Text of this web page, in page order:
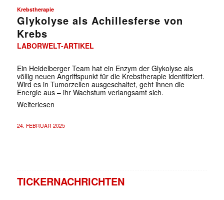
Krebstherapie
Glykolyse als Achillesferse von
Krebs
LABORWELT-ARTIKEL
Ein Heidelberger Team hat ein Enzym der Glykolyse als
völlig neuen Angriffspunkt für die Krebstherapie identifiziert.
Wird es in Tumorzellen ausgeschaltet, geht ihnen die
Energie aus – ihr Wachstum verlangsamt sich.
Weiterlesen
24. FEBRUAR 2025
TICKERNACHRICHTEN